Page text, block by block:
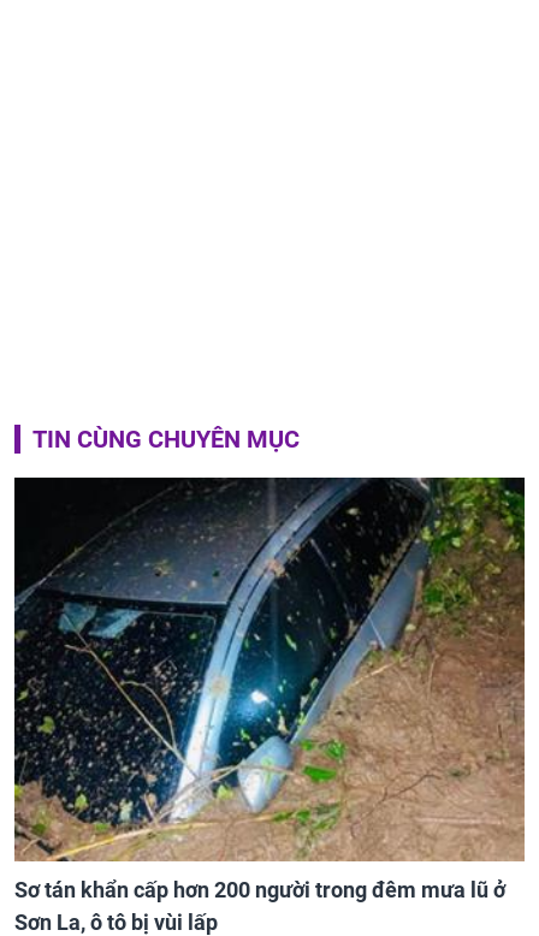
TIN CÙNG CHUYÊN MỤC
Sơ tán khẩn cấp hơn 200 người trong đêm mưa lũ ở
Sơn La, ô tô bị vùi lấp